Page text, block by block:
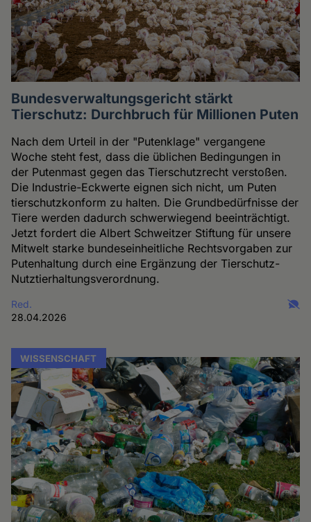
Bundesverwaltungsgericht stärkt
Tierschutz: Durchbruch für Millionen Puten
Nach dem Urteil in der "Putenklage" vergangene
Woche steht fest, dass die üblichen Bedingungen in
der Putenmast gegen das Tierschutzrecht verstoßen.
Die Industrie-Eckwerte eignen sich nicht, um Puten
tierschutzkonform zu halten. Die Grundbedürfnisse der
Tiere werden dadurch schwerwiegend beeinträchtigt.
Jetzt fordert die Albert Schweitzer Stiftung für unsere
Mitwelt starke bundeseinheitliche Rechtsvorgaben zur
Putenhaltung durch eine Ergänzung der Tierschutz-
Nutztierhaltungsverordnung.
Red.
28.04.2026
WISSENSCHAFT